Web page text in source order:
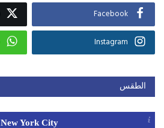
Facebook
Instagram
الطقس
New York City